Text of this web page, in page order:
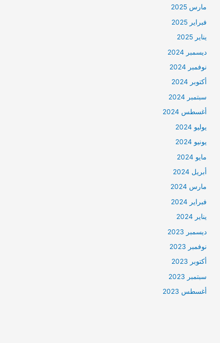
مارس 2025
فبراير 2025
يناير 2025
ديسمبر 2024
نوفمبر 2024
أكتوبر 2024
سبتمبر 2024
أغسطس 2024
يوليو 2024
يونيو 2024
مايو 2024
أبريل 2024
مارس 2024
فبراير 2024
يناير 2024
ديسمبر 2023
نوفمبر 2023
أكتوبر 2023
سبتمبر 2023
أغسطس 2023